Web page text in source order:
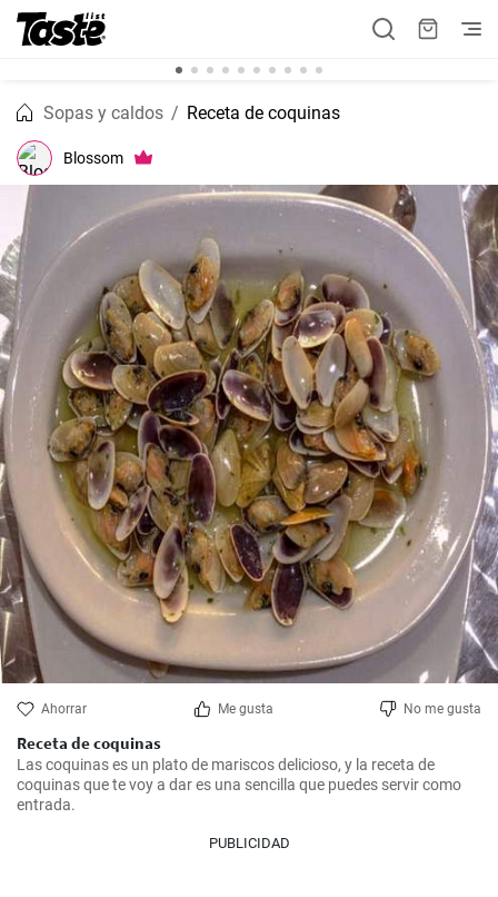
Sopas y caldos Receta de coquinas
Blossom
Ahorrar Me gusta No me gusta
Receta de coquinas
Las coquinas es un plato de mariscos delicioso, y la receta de
coquinas que te voy a dar es una sencilla que puedes servir como
entrada.
PUBLICIDAD